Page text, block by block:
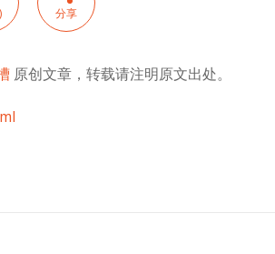
分享
原创文章，转载请注明原文出处。